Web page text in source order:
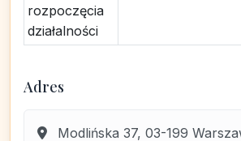
rozpoczęcia
działalności
Adres
Modlińska 37, 03-199